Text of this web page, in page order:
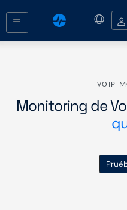
VOIP
Monitoring de